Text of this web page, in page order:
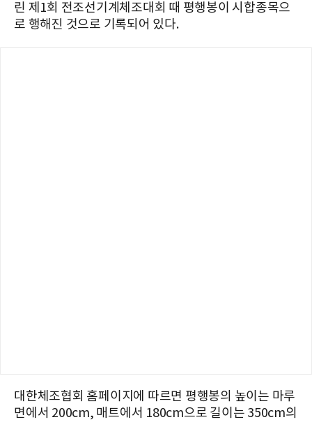
린 제1회 전조선기계체조대회 때 평행봉이 시합종목으
로 행해진 것으로 기록되어 있다.
대한체조협회 홈페이지에 따르면 평행봉의 높이는 마루
면에서 200cm, 매트에서 180cm으로 길이는 350cm의